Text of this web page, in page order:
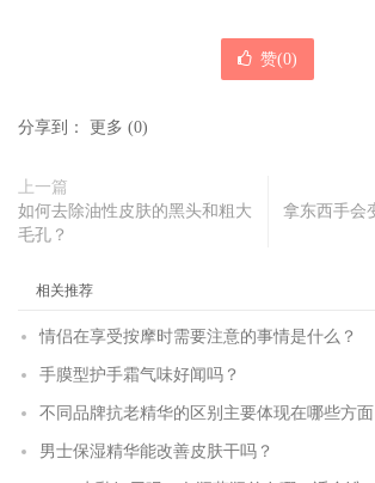
赞(0)
分享到： 更多 (0)
上一篇
如何去除油性皮肤的黑头和粗大
毛孔？
拿东西手会
相关推荐
情侣在享受按摩时需要注意的事情是什么？
手膜型护手霜气味好闻吗？
不同品牌抗老精华的区别主要体现在哪些方面
男士保湿精华能改善皮肤干吗？